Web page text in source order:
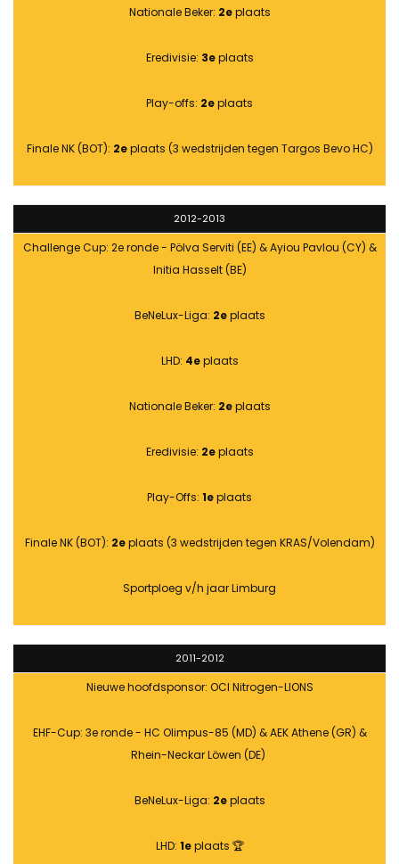
Nationale Beker: 2eplaats
Eredivisie: 3eplaats
Play-offs: 2eplaats
Finale NK (BOT): 2eplaats (3 wedstrijden tegen Targos Bevo HC)
2012-2013
Challenge Cup: 2e ronde - Pölva Serviti (EE) & Ayiou Pavlou (CY) &
Initia Hasselt (BE)
BeNeLux-Liga: 2eplaats
LHD: 4eplaats
Nationale Beker: 2eplaats
Eredivisie: 2eplaats
Play-Offs: 1eplaats
Finale NK (BOT): 2eplaats (3 wedstrijden tegen KRAS/Volendam)
Sportploeg v/h jaar Limburg
2011-2012
Nieuwe hoofdsponsor: OCI Nitrogen-LIONS
EHF-Cup: 3e ronde - HC Olimpus-85 (MD) & AEK Athene (GR) &
Rhein-Neckar Löwen (DE)
BeNeLux-Liga: 2eplaats
LHD: 1eplaats 🏆